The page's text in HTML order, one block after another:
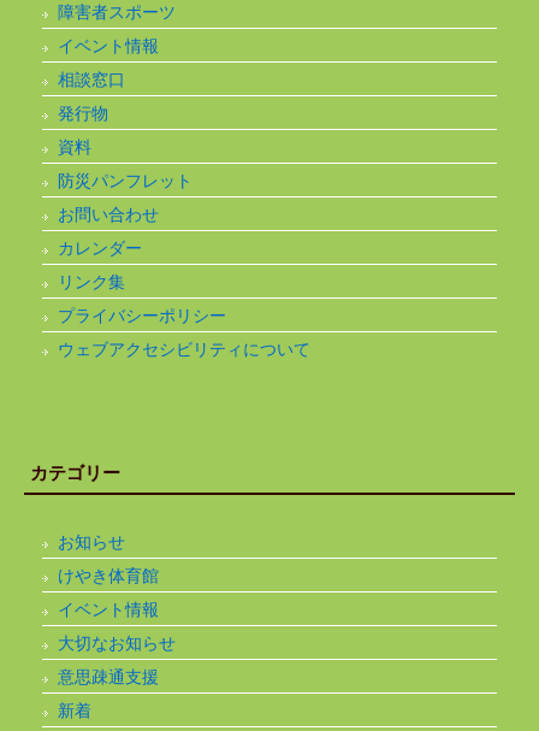
障害者スポーツ
イベント情報
相談窓口
発行物
資料
防災パンフレット
お問い合わせ
カレンダー
リンク集
プライバシーポリシー
ウェブアクセシビリティについて
カテゴリー
お知らせ
けやき体育館
イベント情報
大切なお知らせ
意思疎通支援
新着